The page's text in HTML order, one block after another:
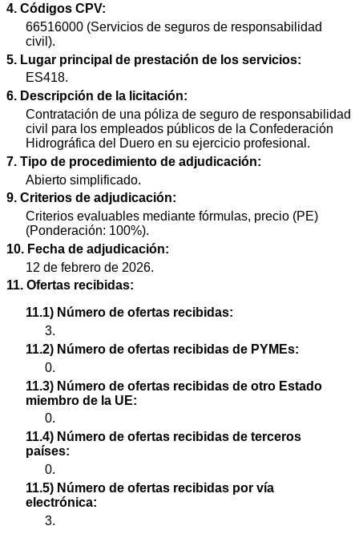
4. Códigos CPV:
66516000 (Servicios de seguros de responsabilidad
civil).
5. Lugar principal de prestación de los servicios:
ES418.
6. Descripción de la licitación:
Contratación de una póliza de seguro de responsabilidad
civil para los empleados públicos de la Confederación
Hidrográfica del Duero en su ejercicio profesional.
7. Tipo de procedimiento de adjudicación:
Abierto simplificado.
9. Criterios de adjudicación:
Criterios evaluables mediante fórmulas, precio (PE)
(Ponderación: 100%).
10. Fecha de adjudicación:
12 de febrero de 2026.
11. Ofertas recibidas:
11.1) Número de ofertas recibidas:
3.
11.2) Número de ofertas recibidas de PYMEs:
0.
11.3) Número de ofertas recibidas de otro Estado
miembro de la UE:
0.
11.4) Número de ofertas recibidas de terceros
países:
0.
11.5) Número de ofertas recibidas por vía
electrónica:
3.